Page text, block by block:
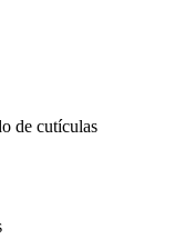
de cutículas